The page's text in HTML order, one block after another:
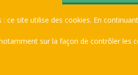
ce site utilise des cookies. En
sur la façon de contrôler les